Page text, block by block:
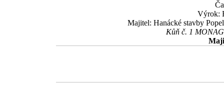
Výrok:
Majitel: Hanácké stavby
Kůň č. 1